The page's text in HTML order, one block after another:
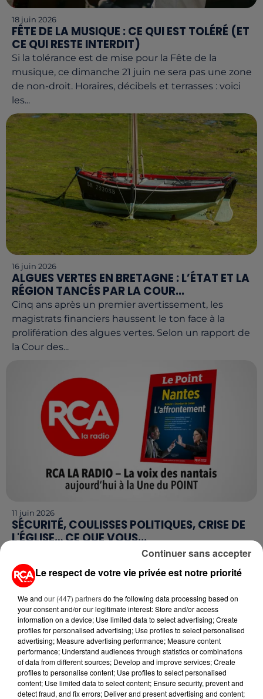
18 juin 2026
FÊTE DE LA MUSIQUE : CE QUI EST TOLÉRÉ (ET
CE QUI RESTE INTERDIT)
Si la tolérance est de mise pour la Fête de la
musique, ce dimanche 21 juin ne sera pas une zone
de non-droit. Horaires, décibels et terrasses : voici
les...
16 juin 2026
ALGUES VERTES EN BRETAGNE : L’ÉTAT ET LA
RÉGION TANCÉS PAR LA COUR...
Cinq ans après un premier avertissement, les
magistrats financiers haussent le ton face à la
prolifération des algues vertes. Selon un rapport de
la Cour des...
11 juin 2026
SÉCURITÉ, COULISSES POLITIQUES, CRISE DE
L'ÉGLISE… CE QUE VOUS...
Ce jeudi 11 juin, le magazine Le Point publie une
édition spéciale consacrée à Nantes, en partenariat
avec RCA La Radio. Des tensions politiques
Le respect de votre vie privée est notre priorité
We and our (447) partnersdo the following data processing based on
your consent and/or our legitimate interest: Store and/or access
information on a device; Use limited data to select advertising; Create
profiles for personalised advertising; Use profiles to select personalised
advertising; Measure advertising performance; Measure content
performance; Understand audiences through statistics or combinations
of data from different sources; Develop and improve services; Create
profiles to personalise content; Use profiles to select personalised
content; Use limited data to select content; Ensure security, prevent and
detect fraud, and fix errors; Deliver and present advertising and content;
Continuer sans accepter